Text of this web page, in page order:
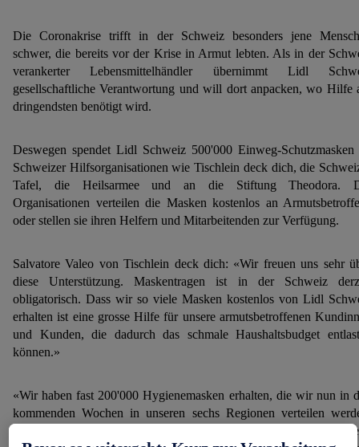
Die Coronakrise trifft in der Schweiz besonders jene
schwer, die bereits vor der Krise in Armut lebten. Als in der
verankerter Lebensmittelhändler übernimmt Lidl
gesellschaftliche Verantwortung und will dort anpacken, wo Hilfe
dringendsten benötigt wird.
Deswegen spendet Lidl Schweiz 500'000 Einweg-Schutzmasken
Schweizer Hilfsorganisationen wie Tischlein deck dich, die
Tafel, die Heilsarmee und an die Stiftung Theodora.
Organisationen verteilen die Masken kostenlos an
oder stellen sie ihren Helfern und Mitarbeitenden zur Verfügung.
Salvatore Valeo von Tischlein deck dich: «Wir freuen uns sehr
diese Unterstützung. Maskentragen ist in der Schweiz
obligatorisch. Dass wir so viele Masken kostenlos von Lidl
erhalten ist eine grosse Hilfe für unsere armutsbetroffenen
und Kunden, die dadurch das schmale Haushaltsbudget
können.»
«Wir haben fast 200'000 Hygienemasken erhalten, die wir nun in
kommenden Wochen in unseren sechs Regionen verteilen
Toll, dass wir dank dieser grosszügigen Spende zum Schutz